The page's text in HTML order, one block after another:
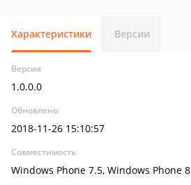
Характеристики Версии
Версия
1.0.0.0
Обновлено
2018-11-26 15:10:57
Совместимость
Windows Phone 7.5, Windows Phone 8